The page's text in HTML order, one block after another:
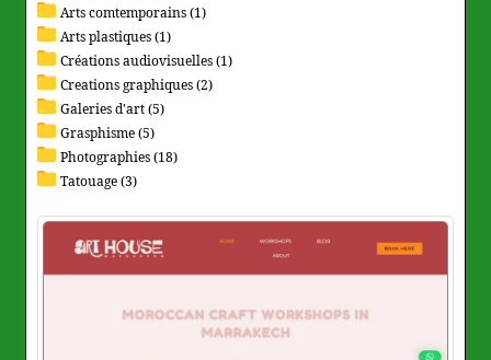
Arts comtemporains (1)
Arts plastiques (1)
Créations audiovisuelles (1)
Creations graphiques (2)
Galeries d'art (5)
Grasphisme (5)
Photographies (18)
Tatouage (3)